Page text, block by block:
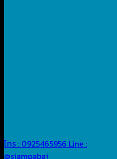
โทร : 0925465956 Line :
@siampabai